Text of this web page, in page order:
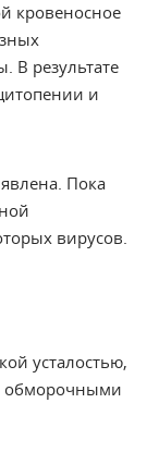
кровеносное
В результате
и
Пока
вирусов.
усталостью,
обморочными